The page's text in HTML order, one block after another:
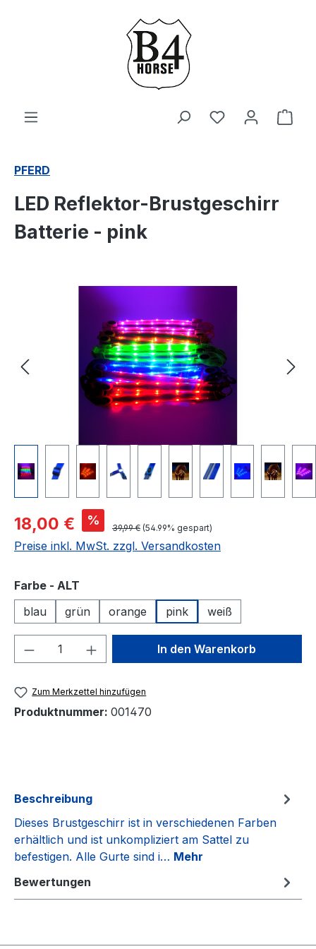
Zum Hauptinhalt springen
Du hast 0
PFERD
LED Reflektor-Brustgeschirr
Batterie - pink
Verkaufspreis:
18,00 € % Regulärer Preis:
39,99 € (54.99% gespart)
Preise inkl. MwSt. zzgl. Versandkosten
Farbe - ALT
blau
grün orange pink weiß
Produkt Anzahl: Gib denIn den Warenkorb
Zum Merkzettel hinzufügen
Produktnummer: 001470
Beschreibung
Dieses Brustgeschirr ist in verschiedenen Farben
erhältlich und ist unkompliziert am Sattel zu
befestigen. Alle Gurte sind i… Mehr
Bewertungen